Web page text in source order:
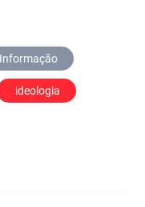
ideologia